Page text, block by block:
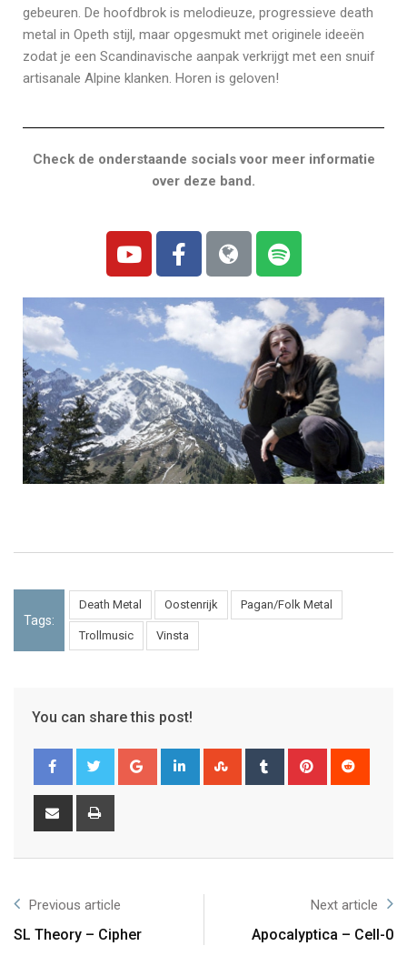
gebeuren. De hoofdbrok is melodieuze, progressieve death
metal in Opeth stijl, maar opgesmukt met originele ideeën
zodat je een Scandinavische aanpak verkrijgt met een snuif
artisanale Alpine klanken. Horen is geloven!
Check de onderstaande socials voor meer informatie
over deze band.
Tags:
Death Metal Oostenrijk Pagan/Folk Metal
Trollmusic Vinsta
You can share this post!
Previous article
SL Theory – Cipher
Next article
Apocalyptica – Cell-0